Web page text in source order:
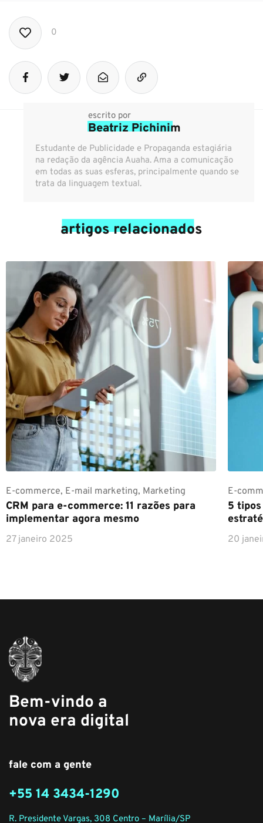
0
escrito por
Beatriz Pichinim
Estudante de Publicidade e Propaganda estagiária
na redação da agência Auaha. Ama a comunicação
em todas as suas esferas, principalmente quando se
trata da linguagem textual.
artigos relacionados
E-commerce, E-mail marketing, Marketing
CRM para e-commerce: 11 razões para
implementar agora mesmo
27 janeiro 2025
E-
5
20
Bem-vindo a
nova era digital
fale com a gente
+55 14 3434-1290
R. Presidente Vargas, 308 Centro – Marília/SP